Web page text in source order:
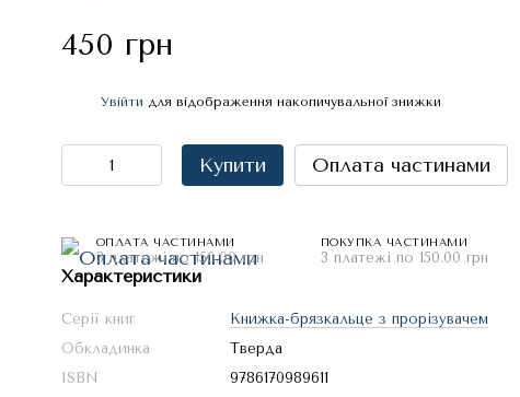
450 грн
Увійти для відображення накопичувальної знижки
Купити Оплата частинами
ОПЛАТА ЧАСТИНАМИ
3 платежі по 150.00 грн
ПОКУПКА ЧАСТИНАМИ
3 платежі по 150.00 грн
Характеристики
Серії книг
Книжка-брязкальце з прорізувачем
Обкладинка
Тверда
ISBN
9786170989611